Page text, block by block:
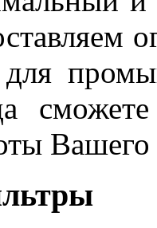
для
Вашего